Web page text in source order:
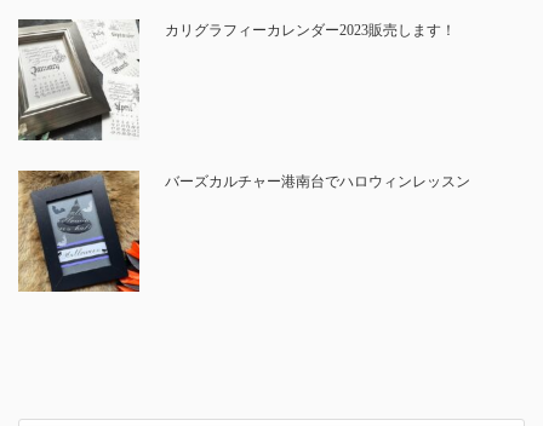
カリグラフィーカレンダー2023販売します！
バーズカルチャー港南台でハロウィンレッスン